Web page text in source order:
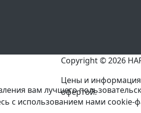
Copyright © 2026
Цены и
офертой.
вам лучшего
с использованием нами cookie-